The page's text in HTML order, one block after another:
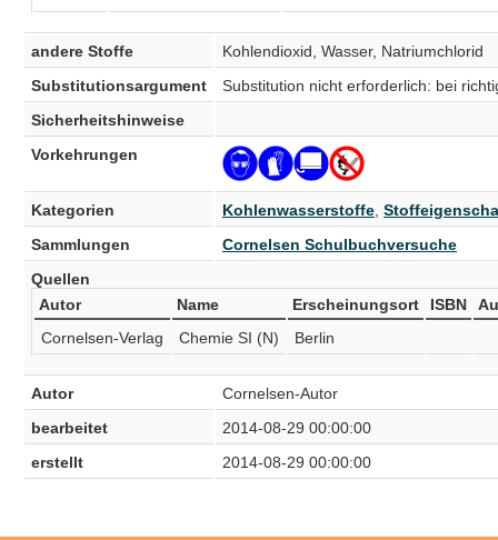
andere Stoffe
Kohlendioxid, Wasser, Natriumchlorid
Substitutionsargument
Substitution nicht erforderlich: bei
Sicherheitshinweise
Vorkehrungen
Kategorien Kohlenwasserstoffe
Sammlungen
Cornelsen Schulbuchversuche
Quellen
Autor
Name Erscheinungsort ISBN
Cornelsen-Verlag
Chemie SI (N) Berlin
Autor
Cornelsen-Autor
bearbeitet
2014-08-29 00:00:00
erstellt
2014-08-29 00:00:00